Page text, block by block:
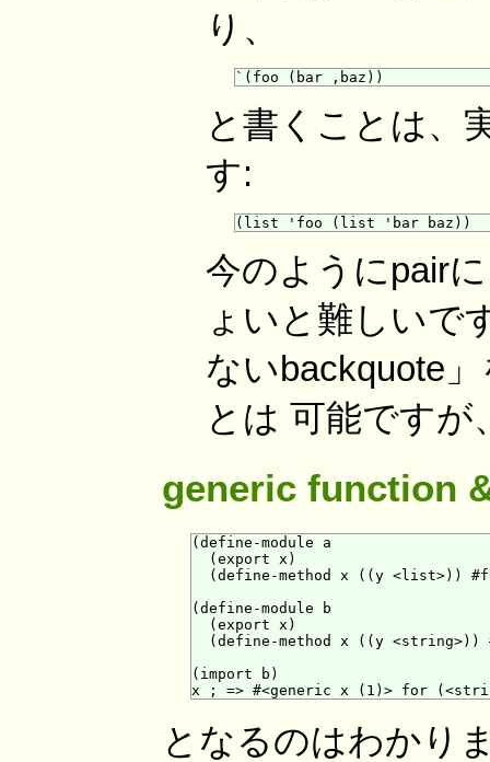
り、
と書くことは、
す:
今のようにpair
ょいと難しいで
ないbackquote
とは 可能です
generic function
(define-module a
  (export x)
(define-method x ((y <list>))
(define-module b
  (export x)
(define-method x ((y <string>))
(import b)
となるのはわかり